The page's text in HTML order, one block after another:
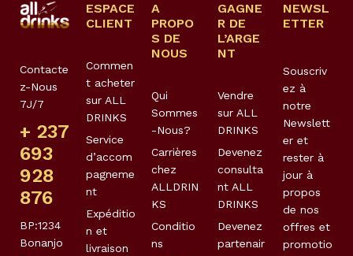
Contacte
z-Nous
7J/7
+ 237
693
928
876
BP:1234
Bonanjo
ESPACE
CLIENT
Commen
t acheter
sur ALL
DRINKS
Service
d’accom
pagneme
nt
Expéditio
n et
livraison
A
PROPO
S DE
NOUS
Qui
Sommes
-Nous?
Carrières
chez
ALLDRIN
KS
Conditio
ns
GAGNE
R DE
L’ARGE
NT
Vendre
sur ALL
DRINKS
Devenez
consulta
nt ALL
DRINKS
Devenez
partenair
NEWSL
ETTER
Souscriv
ez à
notre
Newslett
er et
rester à
jour à
propos
de nos
offres et
promotio